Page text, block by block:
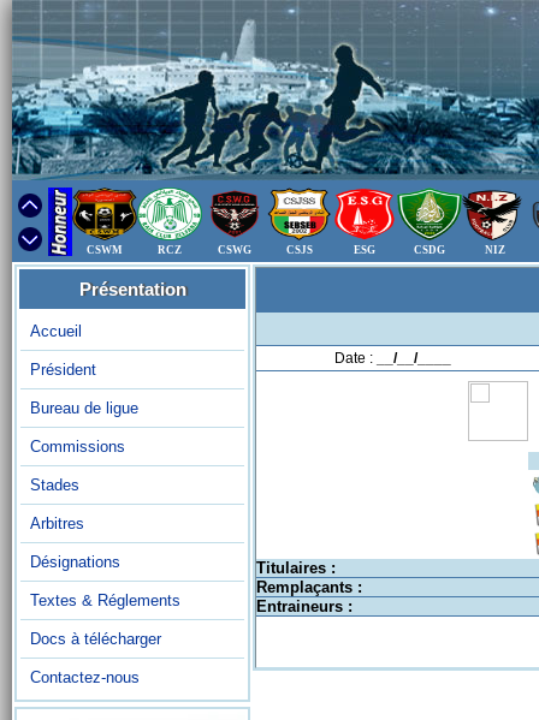
CSWM RCZ CSWG CSJS ESG CSDG NIZ
Présentation
Accueil
Président
Bureau de ligue
Commissions
Stades
Arbitres
Désignations
Textes & Réglements
Docs à télécharger
Contactez-nous
Date : __/__/____
Titulaires :
Remplaçants :
Entraineurs :